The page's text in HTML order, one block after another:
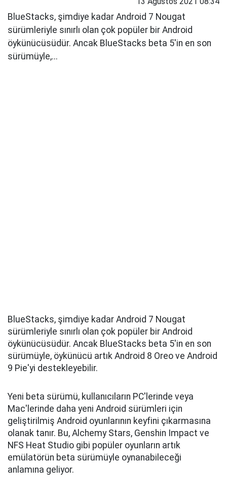
BlueStacks, şimdiye kadar Android 7 Nougat
sürümleriyle sınırlı olan çok popüler bir Android
öykünücüsüdür. Ancak BlueStacks beta 5'in en son
sürümüyle,...
BlueStacks, şimdiye kadar Android 7 Nougat
sürümleriyle sınırlı olan çok popüler bir Android
öykünücüsüdür. Ancak BlueStacks beta 5'in en son
sürümüyle, öykünücü artık Android 8 Oreo ve Android
9 Pie'yi destekleyebilir.
Yeni beta sürümü, kullanıcıların PC'lerinde veya
Mac'lerinde daha yeni Android sürümleri için
geliştirilmiş Android oyunlarının keyfini çıkarmasına
olanak tanır. Bu, Alchemy Stars, Genshin Impact ve
NFS Heat Studio gibi popüler oyunların artık
emülatörün beta sürümüyle oynanabileceği
anlamına geliyor.